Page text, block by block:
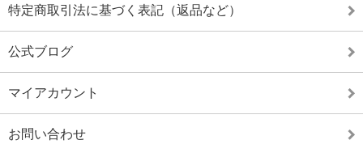
特定商取引法に基づく表記（返品など）
公式ブログ
マイアカウント
お問い合わせ